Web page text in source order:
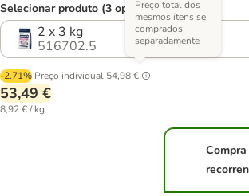
Selecionar produto (3 opções)
2 x 3 kg
516702.5
-2.71% Preço individual 54,98 €
Preço total dos
mesmos itens se
comprados
separadamente
53,49 €
8,92 € / kg